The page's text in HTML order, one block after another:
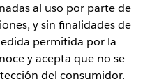
al uso por parte de
y sin finalidades de
permitida por la
y acepta que no se
del consumidor.